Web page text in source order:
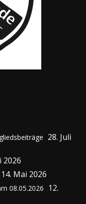
28. Juli
2026
14. Mai 2026
08.05.2026
12.